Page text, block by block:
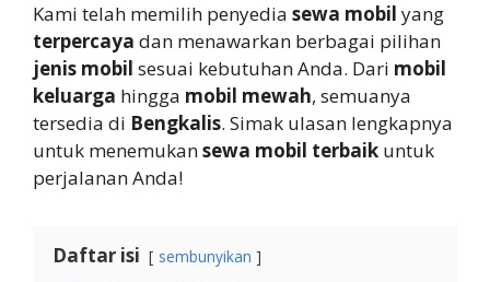
Kami telah memilih penyedia sewa mobil yang
terpercaya dan menawarkan berbagai pilihan
jenis mobil sesuai kebutuhan Anda. Dari mobil
keluarga hingga mobil mewah, semuanya
tersedia di Bengkalis. Simak ulasan lengkapnya
untuk menemukansewa mobil terbaik untuk
perjalanan Anda!
Daftar isi sembunyikan